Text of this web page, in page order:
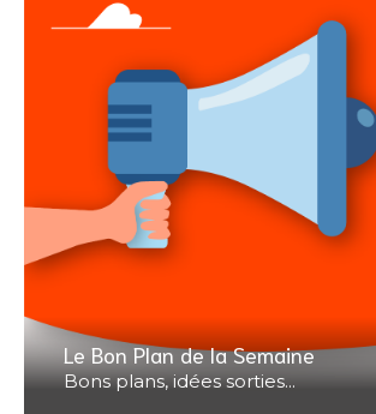
Le Bon Plan de la Semaine
Bons plans, idées sorties...